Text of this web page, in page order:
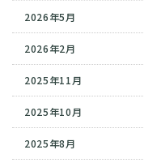
2026年5月
2026年2月
2025年11月
2025年10月
2025年8月